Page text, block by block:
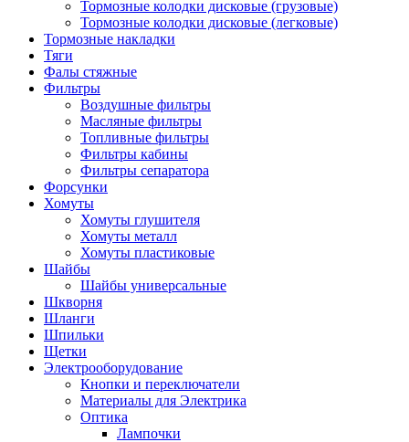
Тормозные колодки дисковые (грузовые)
Тормозные колодки дисковые (легковые)
Тормозные накладки
Тяги
Фалы стяжные
Фильтры
Воздушные фильтры
Масляные фильтры
Топливные фильтры
Фильтры кабины
Фильтры сепаратора
Форсунки
Хомуты
Хомуты глушителя
Хомуты металл
Хомуты пластиковые
Шайбы
Шайбы универсальные
Шкворня
Шланги
Шпильки
Щетки
Электрооборудование
Кнопки и переключатели
Материалы для Электрика
Оптика
Лампочки